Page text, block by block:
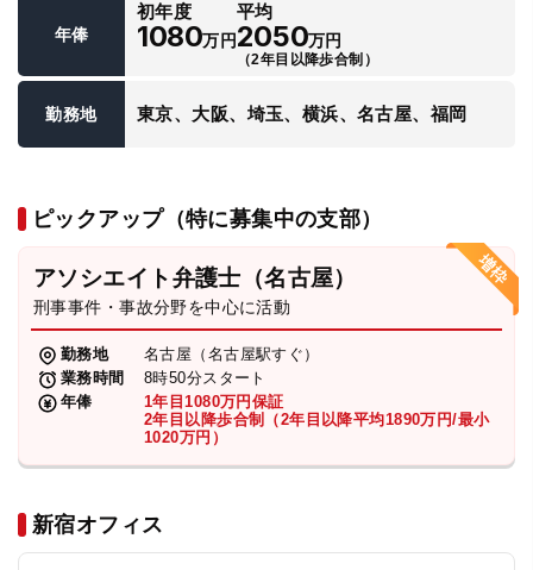
年俸
初年度
1080万円
平均
2050万円
（2年目以降歩合制）
勤務地 東京、大阪、埼玉、横浜、名古屋、福岡
ピックアップ（特に募集中の支部）
アソシエイト弁護士（名古屋）
刑事事件・事故分野を中心に活動
勤務地
名古屋（名古屋駅すぐ）
業務時間
8時50分スタート
年俸
1年目1080万円保証
2年目以降歩合制（2年目以降平均1890万円/最小
1020万円）
新宿オフィス
弁護士・税理士
費用
求人採用